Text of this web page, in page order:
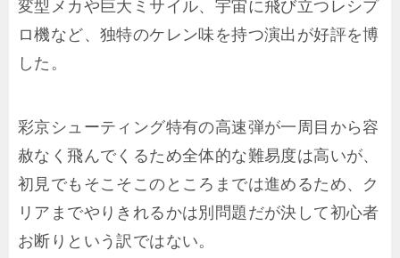
変型メカや巨大ミサイル、宇宙に飛び立つレシプ
ロ機など、独特のケレン味を持つ演出が好評を博
した。
彩京シューティング特有の高速弾が一周目から容
赦なく飛んでくるため全体的な難易度は高いが、
初見でもそこそこのところまでは進めるため、ク
リアまでやりきれるかは別問題だが決して初心者
お断りという訳ではない。